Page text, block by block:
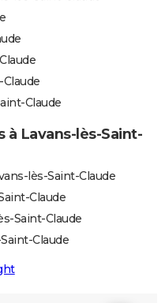
Claude
Lavans-lès-Saint-
lès-Saint-Claude
Claude
Saint-Claude
Claude